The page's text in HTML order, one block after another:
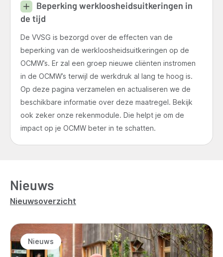
Beperking werkloosheidsuitkeringen in
de tijd
De VVSG is bezorgd over de effecten van de
beperking van de werkloosheidsuitkeringen op de
OCMW’s. Er zal een groep nieuwe cliënten instromen
in de OCMW’s terwijl de werkdruk al lang te hoog is.
Op deze pagina verzamelen en actualiseren we de
beschikbare informatie over deze maatregel. Bekijk
ook zeker onze rekenmodule. Die helpt je om de
impact op je OCMW beter in te schatten.
Nieuws
Nieuwsoverzicht
Nieuws